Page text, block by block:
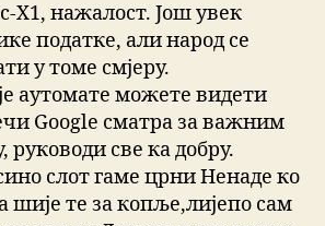
Х1, нажалост. Још увек
податке, али народ се
у томе смјеру.
аутомате можете видети
Google сматра за важним
руководи све ка добру.
слот гаме црни Ненаде ко
шије те за копље,лијепо сам